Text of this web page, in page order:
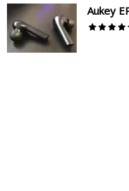
Aukey